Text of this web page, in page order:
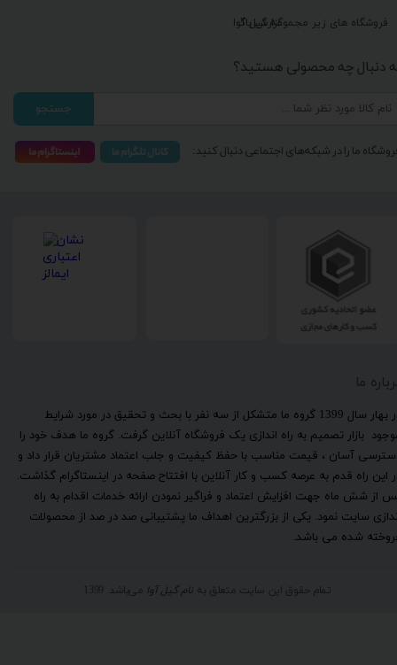
ما
​در بهار سال 1399 گروه ما متشکل از سه نفر با بحث و تحقیق در مورد شرایط
بازار تصمیم به راه اندازی یک فروشگاه آنلاین گرفت. گروه ما هدف خود را
آسان ، قیمت مناسب با حفظ کیفیت و جلب اعتماد مشتریان قرار داد و
این راه قدم به عرصه کسب و کار آنلاین با افتتاح صفحه در اینستاگرام گذاشت.
از شش ماه جهت افزایش اعتماد و فراگیر نمودن ارائه خدمات اقدام به راه
سایت نمود. یکی از بزرگترین اهداف ما پشتیبانی صد در صد از محصولات
شده می باشد.
تمام حقوق این سایت متعلق به نام گیل آوا می‌باشد. 1399
گزارش باگ
فروشگاه های زیر مجموعه گیل آوا
دنبال چه محصولی هستید؟
جستجو
ما را در شبکه‌های اجتماعی دنبال کنید: